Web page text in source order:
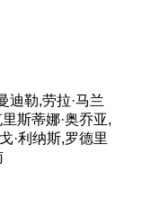
迪勒,劳拉·马兰
斯蒂娜·奥乔亚,
·利纳斯,罗德里